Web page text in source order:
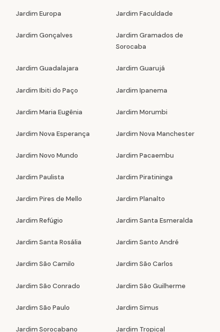
Jardim Europa Jardim Faculdade
Jardim Gonçalves
Jardim Gramados de
Sorocaba
Jardim Guadalajara Jardim Guarujá
Jardim Ibiti do Paço Jardim Ipanema
Jardim Maria Eugênia Jardim Morumbi
Jardim Nova Esperança Jardim Nova Manchester
Jardim Novo Mundo Jardim Pacaembu
Jardim Paulista Jardim Piratininga
Jardim Pires de Mello Jardim Planalto
Jardim Refúgio Jardim Santa Esmeralda
Jardim Santa Rosália Jardim Santo André
Jardim São Camilo Jardim São Carlos
Jardim São Conrado Jardim São Guilherme
Jardim São Paulo Jardim Simus
Jardim Sorocabano Jardim Tropical